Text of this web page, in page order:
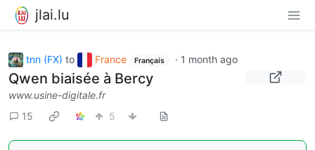
jlai.lu
tnn (FX) to France Français · 1 month ago
Qwen biaisée à Bercy
www.usine-digitale.fr
15
5